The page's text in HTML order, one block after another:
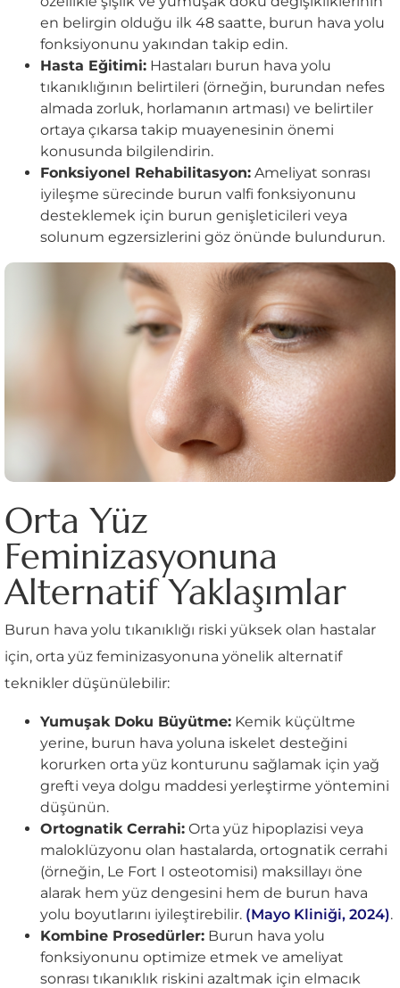
en belirgin olduğu ilk 48 saatte, burun hava yolu
fonksiyonunu yakından takip edin.
Hasta Eğitimi: Hastaları burun hava yolu
tıkanıklığının belirtileri (örneğin, burundan nefes
almada zorluk, horlamanın artması) ve belirtiler
ortaya çıkarsa takip muayenesinin önemi
konusunda bilgilendirin.
Fonksiyonel Rehabilitasyon: Ameliyat sonrası
iyileşme sürecinde burun valfi fonksiyonunu
desteklemek için burun genişleticileri veya
solunum egzersizlerini göz önünde bulundurun.
Orta Yüz
Feminizasyonuna
Alternatif Yaklaşımlar
Burun hava yolu tıkanıklığı riski yüksek olan hastalar
için, orta yüz feminizasyonuna yönelik alternatif
teknikler düşünülebilir:
Yumuşak Doku Büyütme: Kemik küçültme
yerine, burun hava yoluna iskelet desteğini
korurken orta yüz konturunu sağlamak için yağ
grefti veya dolgu maddesi yerleştirme yöntemini
düşünün.
Ortognatik Cerrahi: Orta yüz hipoplazisi veya
maloklüzyonu olan hastalarda, ortognatik cerrahi
(örneğin, Le Fort I osteotomisi) maksillayı öne
alarak hem yüz dengesini hem de burun hava
yolu boyutlarını iyileştirebilir. (Mayo Kliniği, 2024).
Kombine Prosedürler: Burun hava yolu
fonksiyonunu optimize etmek ve ameliyat
sonrası tıkanıklık riskini azaltmak için elmacık